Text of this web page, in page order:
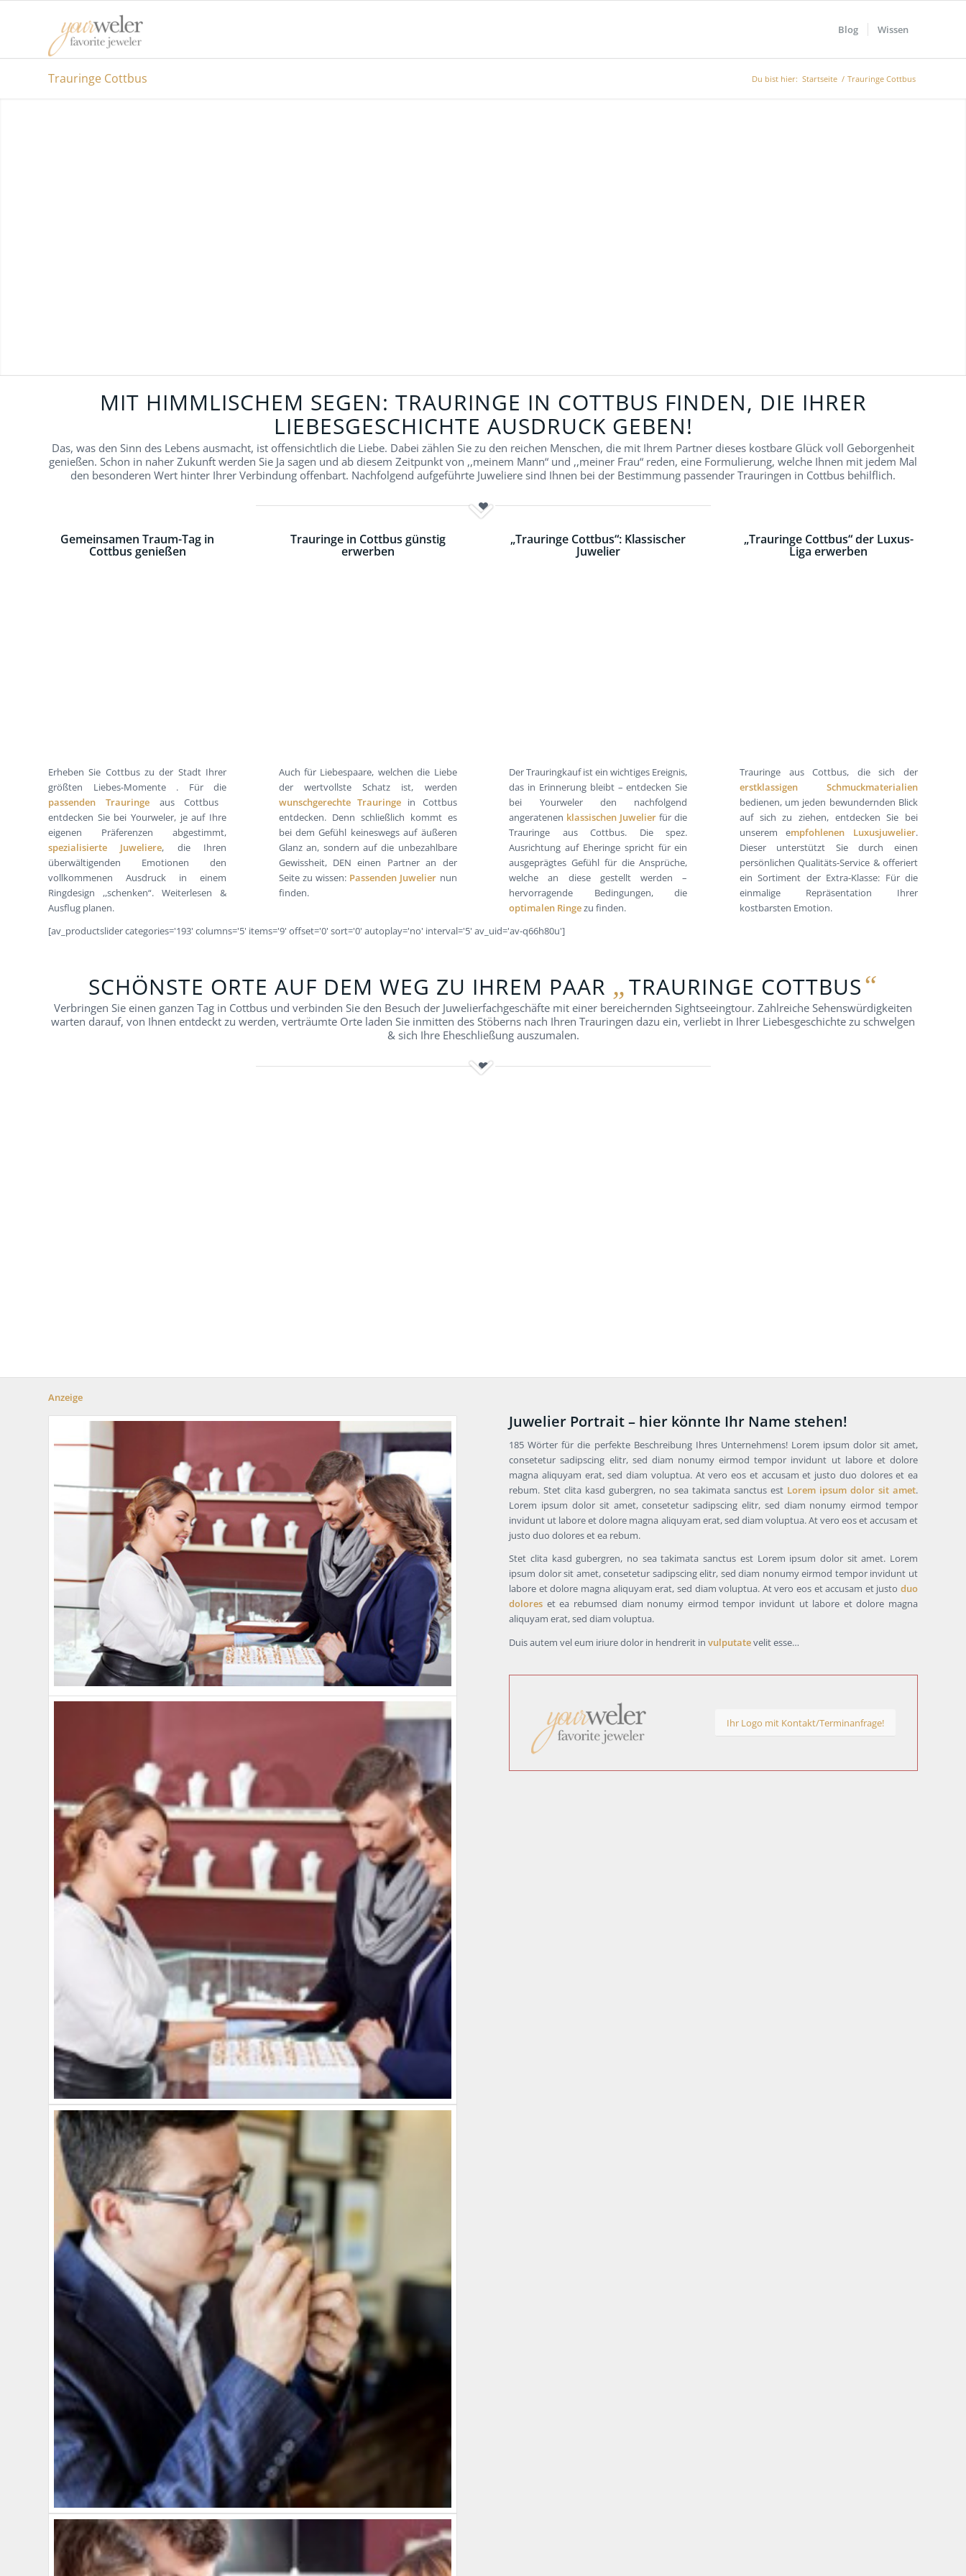
Blog Wissen
Trauringe Cottbus Du bist hier: Startseite / Trauringe Cottbus
MIT HIMMLISCHEM SEGEN: TRAURINGE IN COTTBUS FINDEN, DIE IHRER
LIEBESGESCHICHTE AUSDRUCK GEBEN!
Das, was den Sinn des Lebens ausmacht, ist offensichtlich die Liebe. Dabei zählen Sie zu den reichen Menschen, die mit Ihrem Partner dieses kostbare Glück voll Geborgenheit
genießen. Schon in naher Zukunft werden Sie Ja sagen und ab diesem Zeitpunkt von ,,meinem Mann“ und ,,meiner Frau“ reden, eine Formulierung, welche Ihnen mit jedem Mal
den besonderen Wert hinter Ihrer Verbindung offenbart. Nachfolgend aufgeführte Juweliere sind Ihnen bei der Bestimmung passender Trauringen in Cottbus behilflich.
Gemeinsamen Traum-Tag in
Cottbus genießen
Erheben Sie Cottbus zu der Stadt Ihrer
größten Liebes-Momente . Für die
passenden Trauringeaus Cottbus
entdecken Sie bei Yourweler, je auf Ihre
eigenen Präferenzen abgestimmt,
spezialisierte Juweliere, die Ihren
überwältigenden Emotionen den
vollkommenen Ausdruck in einem
Ringdesign ,,schenken“. Weiterlesen &
Ausflug planen.
Trauringe in Cottbus günstig
erwerben
Auch für Liebespaare, welchen die Liebe
der wertvollste Schatz ist, werden
wunschgerechte Trauringe in Cottbus
entdecken. Denn schließlich kommt es
bei dem Gefühl keineswegs auf äußeren
Glanz an, sondern auf die unbezahlbare
Gewissheit, DEN einen Partner an der
Seite zu wissen: Passenden Juwelier nun
finden.
„Trauringe Cottbus“: Klassischer
Juwelier
Der Trauringkauf ist ein wichtiges Ereignis,
das in Erinnerung bleibt – entdecken Sie
bei Yourweler den nachfolgend
angeratenen klassischen Juwelier für die
Trauringe aus Cottbus. Die spez.
Ausrichtung auf Eheringe spricht für ein
ausgeprägtes Gefühl für die Ansprüche,
welche an diese gestellt werden –
hervorragende Bedingungen, die
optimalen Ringezu finden.
„Trauringe Cottbus“ der Luxus-
Liga erwerben
Trauringe aus Cottbus, die sich der
erstklassigen Schmuckmaterialien
bedienen, um jeden bewundernden Blick
auf sich zu ziehen, entdecken Sie bei
unserem empfohlenen Luxusjuwelier.
Dieser unterstützt Sie durch einen
persönlichen Qualitäts-Service & offeriert
ein Sortiment der Extra-Klasse: Für die
einmalige Repräsentation Ihrer
kostbarsten Emotion.
[av_productslider categories='193' columns='5' items='9' offset='0' sort='0' autoplay='no' interval='5' av_uid='av-q66h80u']
SCHÖNSTE ORTE AUF DEM WEG ZU IHREM PAAR „TRAURINGE COTTBUS“
Verbringen Sie einen ganzen Tag in Cottbus und verbinden Sie den Besuch der Juwelierfachgeschäfte mit einer bereichernden Sightseeingtour. Zahlreiche Sehenswürdigkeiten
warten darauf, von Ihnen entdeckt zu werden, verträumte Orte laden Sie inmitten des Stöberns nach Ihren Trauringen dazu ein, verliebt in Ihrer Liebesgeschichte zu schwelgen
& sich Ihre Eheschließung auszumalen.
Anzeige
Juwelier Portrait – hier könnte Ihr Name stehen!
185 Wörter für die perfekte Beschreibung Ihres Unternehmens! Lorem ipsum dolor sit amet,
consetetur sadipscing elitr, sed diam nonumy eirmod tempor invidunt ut labore et dolore
magna aliquyam erat, sed diam voluptua. At vero eos et accusam et justo duo dolores et ea
rebum. Stet clita kasd gubergren, no sea takimata sanctus est Lorem ipsum dolor sit amet.
Lorem ipsum dolor sit amet, consetetur sadipscing elitr, sed diam nonumy eirmod tempor
invidunt ut labore et dolore magna aliquyam erat, sed diam voluptua. At vero eos et accusam et
justo duo dolores et ea rebum.
Stet clita kasd gubergren, no sea takimata sanctus est Lorem ipsum dolor sit amet. Lorem
ipsum dolor sit amet, consetetur sadipscing elitr, sed diam nonumy eirmod tempor invidunt ut
labore et dolore magna aliquyam erat, sed diam voluptua. At vero eos et accusam et justo duo
dolores et ea rebumsed diam nonumy eirmod tempor invidunt ut labore et dolore magna
aliquyam erat, sed diam voluptua.
Duis autem vel eum iriure dolor in hendrerit invulputatevelit esse…
Ihr Logo mit Kontakt/Terminanfrage!